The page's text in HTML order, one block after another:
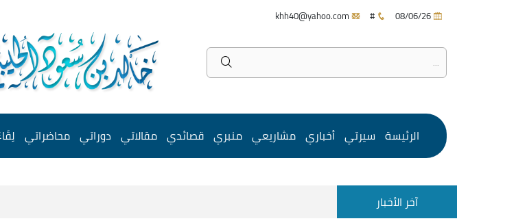
#
الرئيسة سيرتي أخباري مشاريعي منبري قصائدي مقالاتي دوراتي محاضراتي
آخر الأخبار